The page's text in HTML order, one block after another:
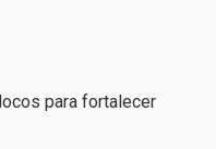
para fortalecer